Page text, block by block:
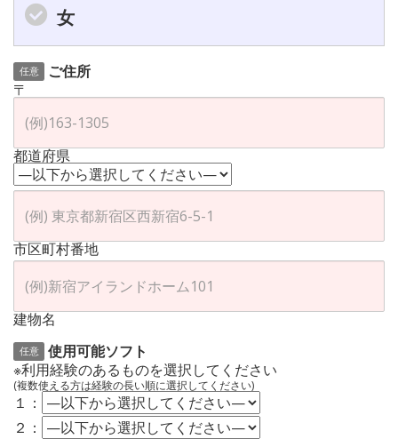
女
任意
ご住所
〒
都道府県
市区町村番地
建物名
任意
使用可能ソフト
※利用経験のあるものを選択してください
(複数使える方は経験の長い順に選択してください)
１：
２：